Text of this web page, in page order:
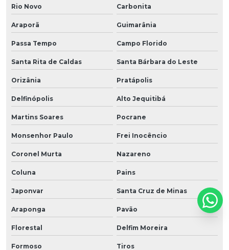
Rio Novo Carbonita
Araporã Guimarânia
Passa Tempo Campo Florido
Santa Rita de Caldas Santa Bárbara do Leste
Orizânia Pratápolis
Delfinópolis Alto Jequitibá
Martins Soares Pocrane
Monsenhor Paulo Frei Inocêncio
Coronel Murta Nazareno
Coluna Pains
Japonvar Santa Cruz de Minas
Araponga Pavão
Florestal Delfim Moreira
Formoso Tiros